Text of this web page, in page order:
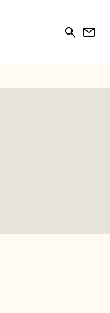
search newsletter